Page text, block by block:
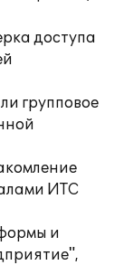
доступа
групповое
ИТС
и